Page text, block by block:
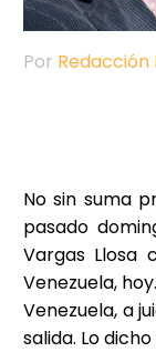
Por Redacción
No sin suma
pasado
Vargas Llosa
Venezuela,
Venezuela, a
salida. Lo